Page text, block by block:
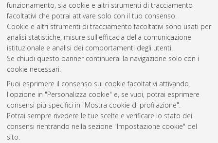
funzionamento, sia cookie e altri strumenti di tracciamento
facoltativi che potrai attivare solo con il tuo consenso.
Cookie e altri strumenti di tracciamento facoltativi sono usati per
analisi statistiche, misure sull'efficacia della comunicazione
istituzionale e analisi dei comportamenti degli utenti.
Se chiudi questo banner continuerai la navigazione solo con i
cookie necessari.
Puoi esprimere il consenso sui cookie facoltativi attivando
l'opzione in "Personalizza cookie" e, se vuoi, potrai esprimere
consensi più specifici in "Mostra cookie di profilazione".
Potrai sempre rivedere le tue scelte e verificare lo stato dei
consensi rientrando nella sezione "Impostazione cookie" del
sito.
Girotti, Paolo(2016)Simulazione Monte Carlo del muon veto
dell'esperimento XENON1T.[Laurea], Università di Bologna,
Corso di Studio inFisica [L-DM270]
Questa lista e' stata generata ilFri Aug 7 16:40:10 2026 CEST
Atom
Rss 1.0
Rss 2.0